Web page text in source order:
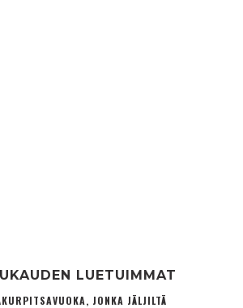
LUETUIMMAT
JONKA JÄLJILTÄ